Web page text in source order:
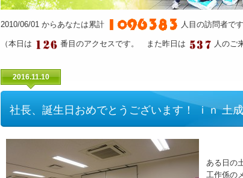
2010/06/01 からあなたは累計 人目の訪問者です
（本日は 番目のアクセスです。 また昨日は 人のご
2016.11.10
社長、誕生日おめでとうございます！ ｉｎ 土
ある日の
工作係の